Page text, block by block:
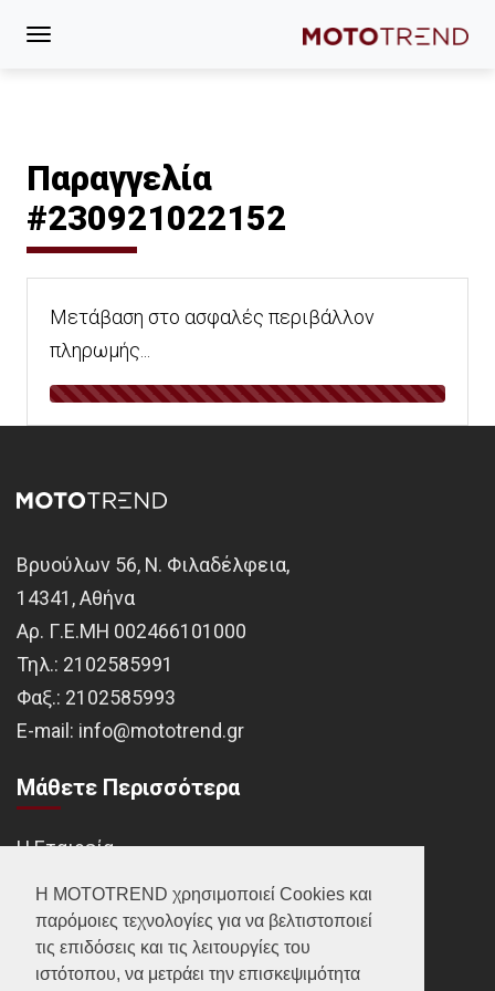
Η MOTOTREND χρησιμοποιεί Cookies και
παρόμοιες τεχνολογίες για να βελτιστοποιεί
τις επιδόσεις και τις λειτουργίες του
ιστότοπου, να μετράει την επισκεψιμότητα
Παραγγελία
#230921022152
Μετάβαση στο ασφαλές περιβάλλον
πληρωμής...
Βρυούλων 56, Ν. Φιλαδέλφεια,
14341, Αθήνα
Αρ. Γ.Ε.ΜΗ 002466101000
Τηλ.: 2102585991
Φαξ.: 2102585993
Ε-mail: info@mototrend.gr
Μάθετε Περισσότερα
Η Εταιρεία
Brands
Νέα
Οικονομικά στοιχεία